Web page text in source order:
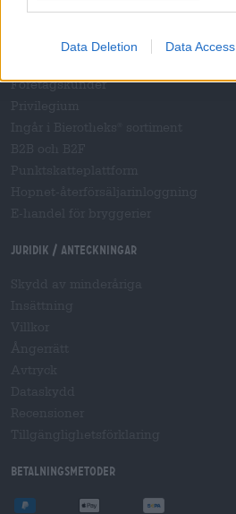
Data Deletion Data Access
Vanliga frågor och svar
Bierothek®partner
Företagskunder
Juridik / Anteckningar
Betalningsmetoder